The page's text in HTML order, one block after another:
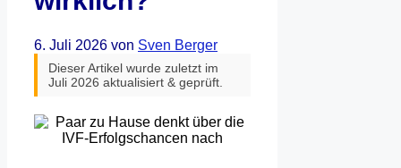
6. Juli 2026 von Sven Berger
Dieser Artikel wurde zuletzt im
Juli 2026 aktualisiert & geprüft.